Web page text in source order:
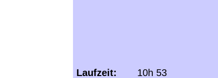
Laufzeit: 10h 53